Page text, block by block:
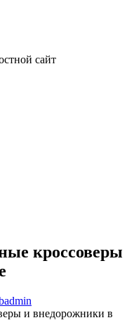
сайт
кроссоверы